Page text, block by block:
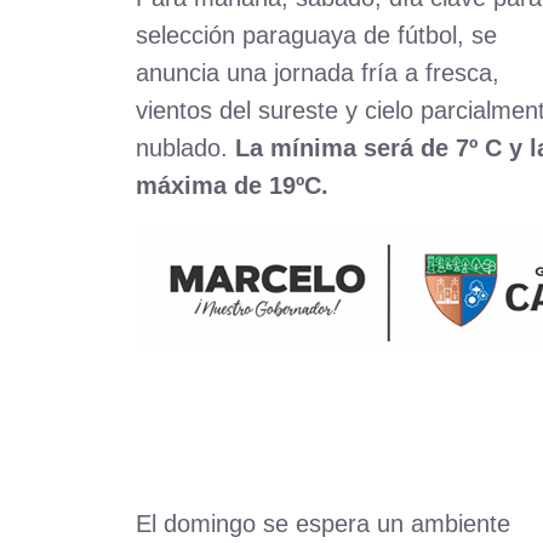
selección paraguaya de fútbol, se
anuncia una jornada fría a fresca,
vientos del sureste y cielo
nublado. La mínima será de 7º C y
máxima de 19ºC.
El domingo se espera un ambiente